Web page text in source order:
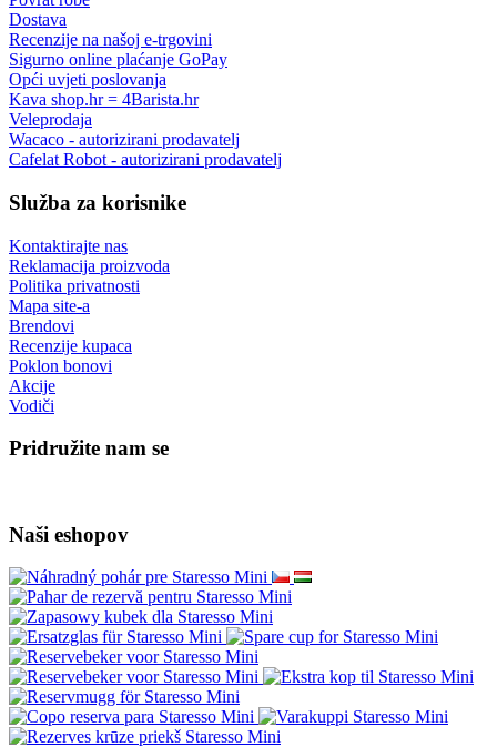
Dostava
Recenzije na našoj e-trgovini
Sigurno online plaćanje GoPay
Opći uvjeti poslovanja
Kava shop.hr = 4Barista.hr
Veleprodaja
Wacaco - autorizirani prodavatelj
Cafelat Robot - autorizirani prodavatelj
Služba za korisnike
Kontaktirajte nas
Reklamacija proizvoda
Politika privatnosti
Mapa site-a
Brendovi
Recenzije kupaca
Poklon bonovi
Akcije
Vodiči
Pridružite nam se
Naši eshopov